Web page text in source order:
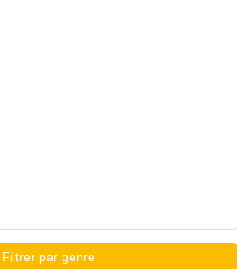
Filtrer par genre